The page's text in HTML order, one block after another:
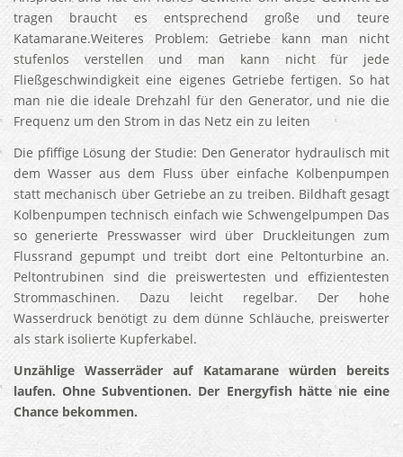
tragen braucht es entsprechend große und teure
Katamarane.Weiteres Problem: Getriebe kann man nicht
stufenlos verstellen und man kann nicht für jede
Fließgeschwindigkeit eine eigenes Getriebe fertigen. So hat
man nie die ideale Drehzahl für den Generator, und nie die
Frequenz um den Strom in das Netz ein zu leiten
Die pfiffige Lösung der Studie: Den Generator hydraulisch mit
dem Wasser aus dem Fluss über einfache Kolbenpumpen
statt mechanisch über Getriebe an zu treiben. Bildhaft gesagt
Kolbenpumpen technisch einfach wie Schwengelpumpen Das
so generierte Presswasser wird über Druckleitungen zum
Flussrand gepumpt und treibt dort eine Peltonturbine an.
Peltontrubinen sind die preiswertesten und effizientesten
Strommaschinen. Dazu leicht regelbar. Der hohe
Wasserdruck benötigt zu dem dünne Schläuche, preiswerter
als stark isolierte Kupferkabel.
Unzählige Wasserräder auf Katamarane würden bereits
laufen. Ohne Subventionen. Der Energyfish hätte nie eine
Chance bekommen.